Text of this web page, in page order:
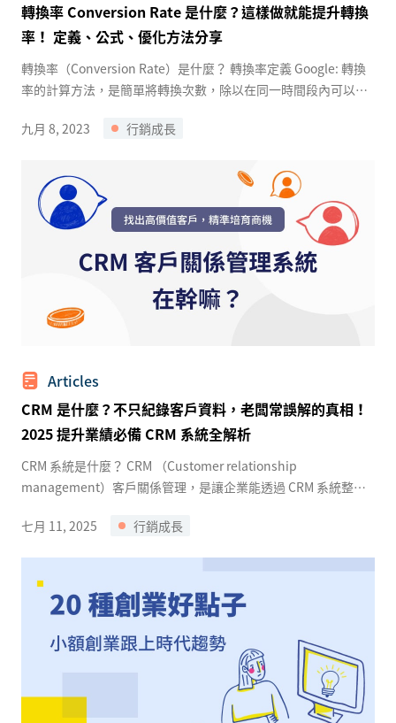
轉換率 Conversion Rate 是什麼？這樣做就能提升轉換
率！ 定義、公式、優化方法分享
轉換率（Conversion Rate）是什麼？ 轉換率定義 Google: 轉換
率的計算方法，是簡單將轉換次數，除以在同一時間段內可以追
九月 8, 2023
行銷成長
Articles
CRM 是什麼？不只紀錄客戶資料，老闆常誤解的真相！
2025 提升業績必備 CRM 系統全解析
CRM 系統是什麼？ CRM （Customer relationship
management）客戶關係管理，是讓企業能透過 CRM 系統整合
七月 11, 2025
行銷成長